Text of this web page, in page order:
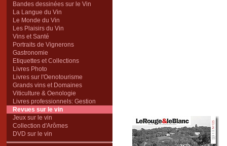
Bandes dessinées sur le Vin
La Langue du Vin
Le Monde du Vin
Les Plaisirs du Vin
Vins et Santé
Portraits de Vignerons
Gastronomie
Etiquettes et Collections
Livres Photo
Livres sur l'Oenotourisme
Grands vins et Domaines
Viticulture & Oenologie
Livres professionnels: Gestion
Revues sur le vin
Jeux sur le vin
Collection d'Arômes
DVD sur le vin